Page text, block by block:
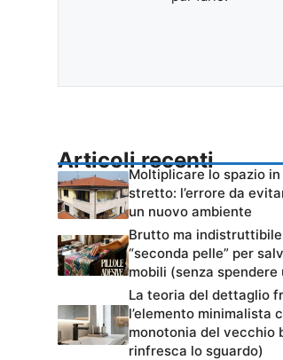
Articoli recenti
Moltiplicare lo spazio
stretto: l’errore da
un nuovo ambiente
Brutto ma
“seconda pelle” per
mobili (senza
La teoria del dettaglio
l’elemento minimalista
monotonia del vecchio
rinfresca lo sguardo)